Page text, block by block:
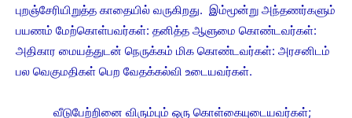
புறஞ்சேரியிறுத்த காதையில் வருகிறது. இம்மூன்று அந்தணர்களும்
பயணம் மேற்கொள்பவர்கள்: தனித்த ஆளுமை கொண்டவர்கள்:
அதிகார மையத்துடன் நெருக்கம் மிக கொண்டவர்கள்: அரசனிடம்
பல வெகுமதிகள் பெற வேதக்கல்வி உடையவர்கள்.
வீடுபேற்றினை விரும்பும் ஒரு கொள்கையுடையவர்கள்;